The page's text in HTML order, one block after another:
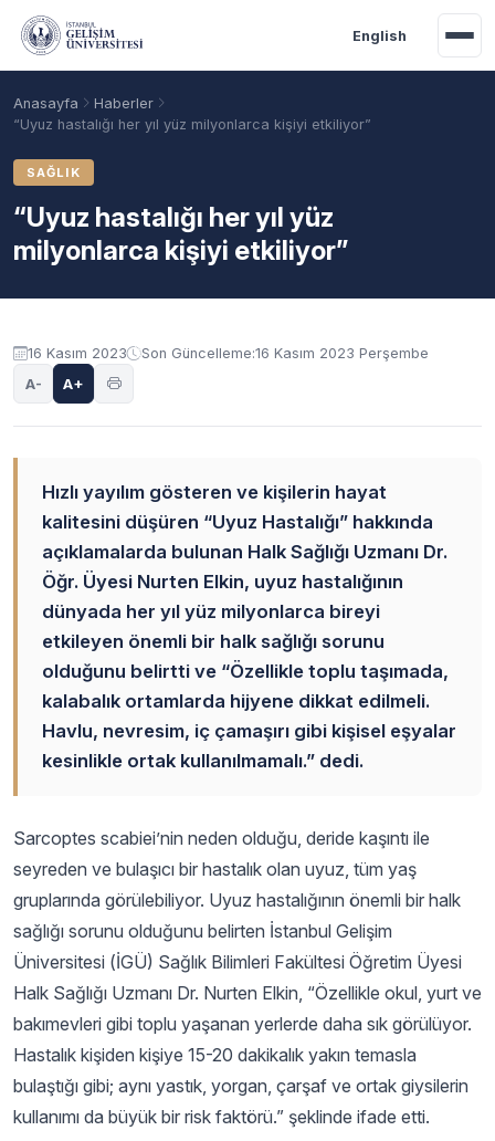
Ana içeriğe geç
English
Akademik Takvim
Anasayfa
Haberler
“Uyuz hastalığı her yıl yüz milyonlarca kişiyi etkiliyor”
SAĞLIK
“Uyuz hastalığı her yıl yüz
milyonlarca kişiyi etkiliyor”
16 Kasım 2023 Son Güncelleme:16 Kasım 2023 Perşembe
A- A+
Hızlı yayılım gösteren ve kişilerin hayat
kalitesini düşüren “Uyuz Hastalığı” hakkında
açıklamalarda bulunan Halk Sağlığı Uzmanı Dr.
Öğr. Üyesi Nurten Elkin, uyuz hastalığının
dünyada her yıl yüz milyonlarca bireyi
etkileyen önemli bir halk sağlığı sorunu
olduğunu belirtti ve “Özellikle toplu taşımada,
kalabalık ortamlarda hijyene dikkat edilmeli.
Havlu, nevresim, iç çamaşırı gibi kişisel eşyalar
kesinlikle ortak kullanılmamalı.” dedi.
Sarcoptes scabiei’nin neden olduğu, deride kaşıntı ile
seyreden ve bulaşıcı bir hastalık olan uyuz, tüm yaş
gruplarında görülebiliyor. Uyuz hastalığının önemli bir halk
sağlığı sorunu olduğunu belirten İstanbul Gelişim
Üniversitesi (İGÜ) Sağlık Bilimleri Fakültesi Öğretim Üyesi
Halk Sağlığı Uzmanı Dr. Nurten Elkin, “Özellikle okul, yurt ve
bakımevleri gibi toplu yaşanan yerlerde daha sık görülüyor.
Hastalık kişiden kişiye 15-20 dakikalık yakın temasla
bulaştığı gibi; aynı yastık, yorgan, çarşaf ve ortak giysilerin
kullanımı da büyük bir risk faktörü.” şeklinde ifade etti.